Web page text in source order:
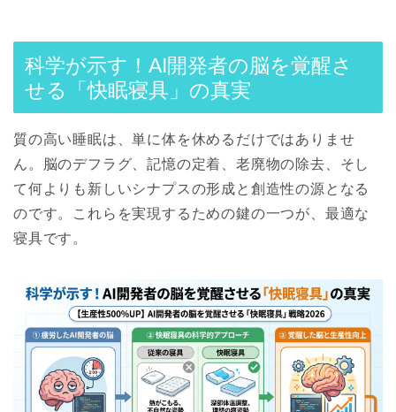
科学が示す！AI開発者の脳を覚醒さ
せる「快眠寝具」の真実
質の高い睡眠は、単に体を休めるだけではありませ
ん。脳のデフラグ、記憶の定着、老廃物の除去、そし
て何よりも 新しいシナプスの形成と創造性の源となる
のです。これらを実現するための鍵の一つが、最適な
寝具です。